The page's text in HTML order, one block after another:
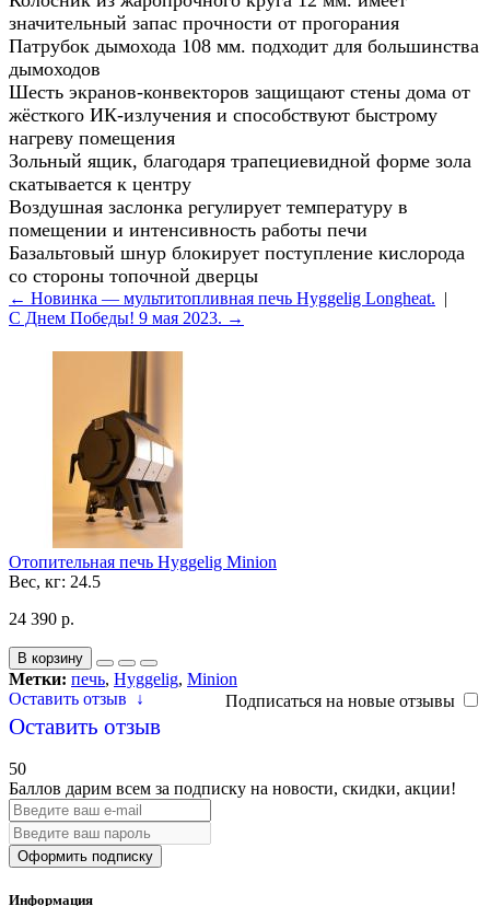
значительный запас прочности от прогорания
Патрубок дымохода 108 мм. подходит для большинства
дымоходов
Шесть экранов-конвекторов защищают стены дома от
жёсткого ИК-излучения и способствуют быстрому
нагреву помещения
Зольный ящик, благодаря трапециевидной форме зола
скатывается к центру
Воздушная заслонка регулирует температуру в
помещении и интенсивность работы печи
Базальтовый шнур блокирует поступление кислорода
со стороны топочной дверцы
← Новинка — мультитопливная печь Hyggelig Longheat. |
С Днем Победы! 9 мая 2023. →
Отопительная печь Hyggelig Minion
Вес, кг: 24.5
24 390 р.
В корзину
Метки: печь, Hyggelig, Minion
Подписаться на новые отзывы
Оставить отзыв ↓
Оставить отзыв
50
Баллов дарим всем за подписку на новости, скидки, акции!
Оформить подписку
Информация